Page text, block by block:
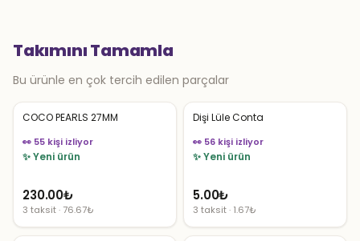
Takımını Tamamla
Bu ürünle en çok tercih edilen parçalar
COCO PEARLS 27MM
👀 55 kişi izliyor
✨ Yeni ürün
230.00₺
3 taksit · 76.67₺
Dişi Lüle Conta
👀 56 kişi izliyor
✨ Yeni ürün
5.00₺
3 taksit · 1.67₺